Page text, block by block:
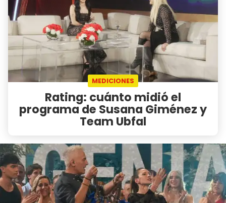
MEDICIONES
Rating: cuánto midió el
programa de Susana Giménez y
Team Ubfal